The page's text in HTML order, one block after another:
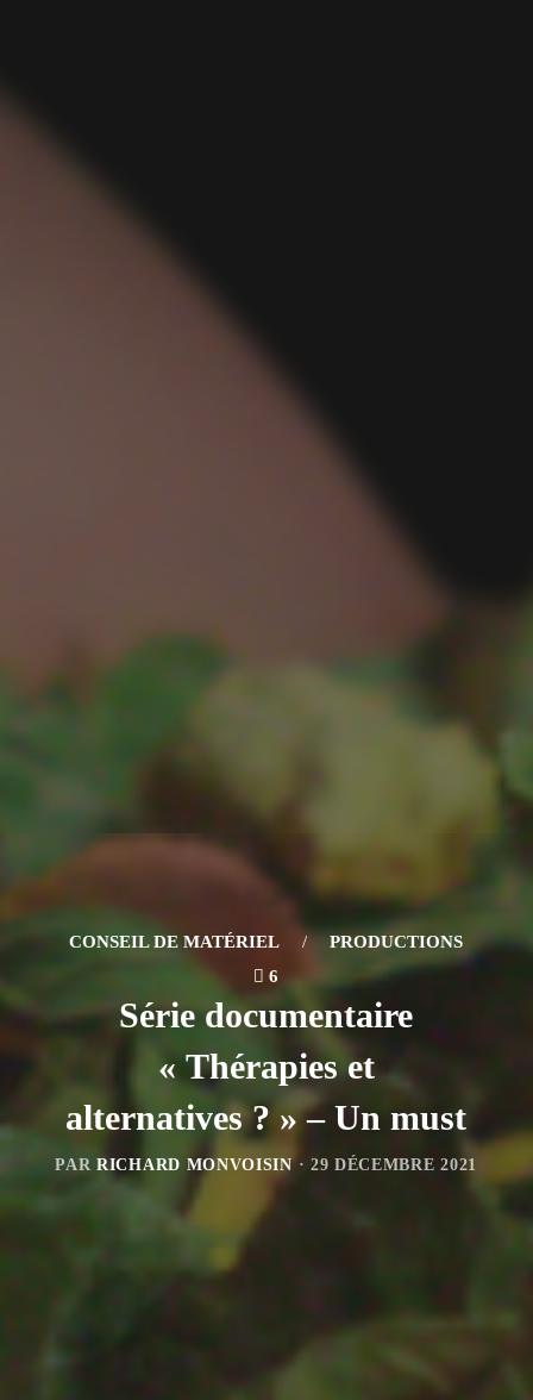
CONSEIL DE MATÉRIEL /
PRODUCTIONS
6
Série documentaire
« Thérapies et
alternatives ? » – Un must
PARRICHARD MONVOISIN · 29 DÉCEMBRE 2021